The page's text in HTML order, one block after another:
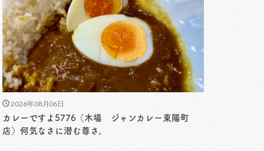
2026年08月06日
カレーですよ5776（木場 ジャンカレー東陽町
店）何気なさに潜む尊さ。